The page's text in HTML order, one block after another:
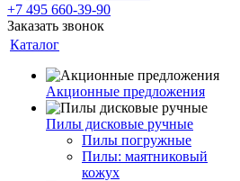
+7 495 660-39-90
Заказать звонок
Каталог
Акционные предложения
Пилы дисковые ручные
Пилы погружные
Пилы: маятниковый
кожух